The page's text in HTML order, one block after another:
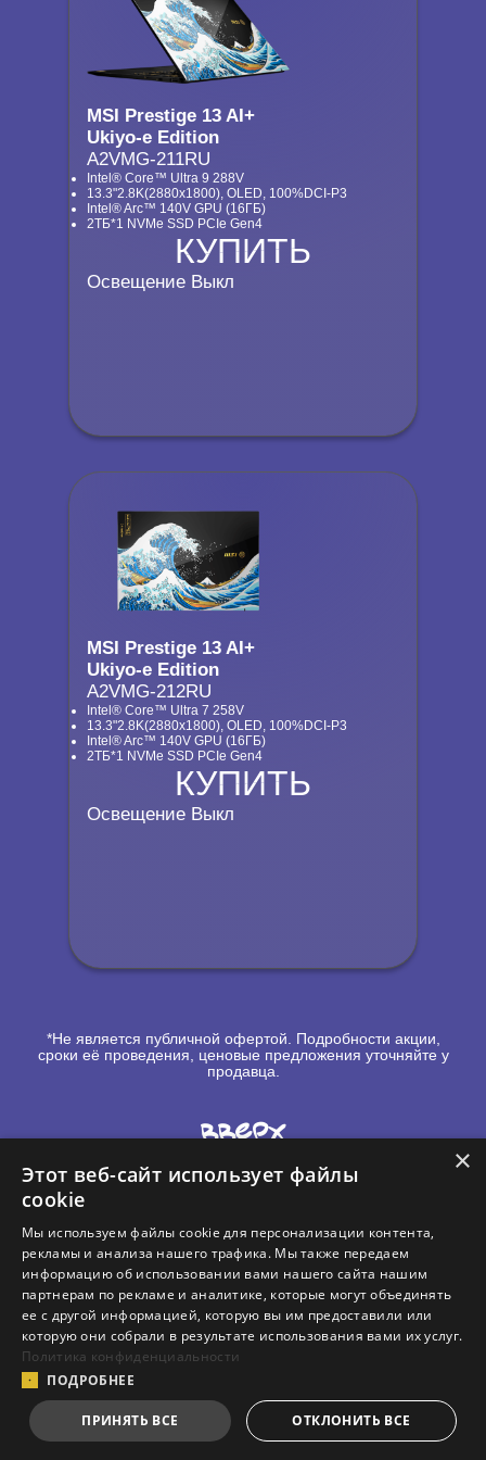
MSI Prestige 13 AI+
Ukiyo-e Edition
A2VMG-211RU
Intel® Core™ Ultra 9 288V
13.3"2.8K(2880x1800), OLED, 100%DCI-P3
Intel® Arc™ 140V GPU (16ГБ)
2ТБ*1 NVMe SSD PCIe Gen4
КУПИТЬ
КУПИТЬ
Освещение Выкл
MSI Prestige 13 AI+
Ukiyo-e Edition
A2VMG-212RU
Intel® Core™ Ultra 7 258V
13.3"2.8K(2880x1800), OLED, 100%DCI-P3
Intel® Arc™ 140V GPU (16ГБ)
2ТБ*1 NVMe SSD PCIe Gen4
КУПИТЬ
КУПИТЬ
Освещение Выкл
*Не является публичной офертой. Подробности акции,
сроки её проведения, ценовые предложения уточняйте у
продавца.
Вверх
Политика в отношении файлов Cookie
Политика конфиденциальности
Правила пользования сайтом MSI
Контакты
×
Этот веб-сайт использует файлы
cookie
Мы используем файлы cookie для персонализации контента,
рекламы и анализа нашего трафика. Мы также передаем
информацию об использовании вами нашего сайта нашим
партнерам по рекламе и аналитике, которые могут объединять
ее с другой информацией, которую вы им предоставили или
которую они собрали в результате использования вами их услуг.
Политика конфиденциальности
ПОДРОБНЕЕ
ПРИНЯТЬ ВСЕ ОТКЛОНИТЬ ВСЕ